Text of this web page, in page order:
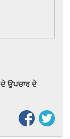
ਉਪਚਾਰ ਦੇ